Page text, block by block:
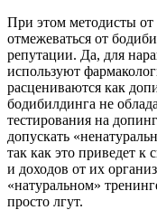
При этом методисты от
отмежеваться от
репутации. Да, для
используют
расцениваются как
бодибилдинга не
тестирования на
допускать
так как это приведет
и доходов от их
«натуральном»
просто лгут.